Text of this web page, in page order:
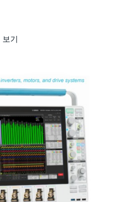
기